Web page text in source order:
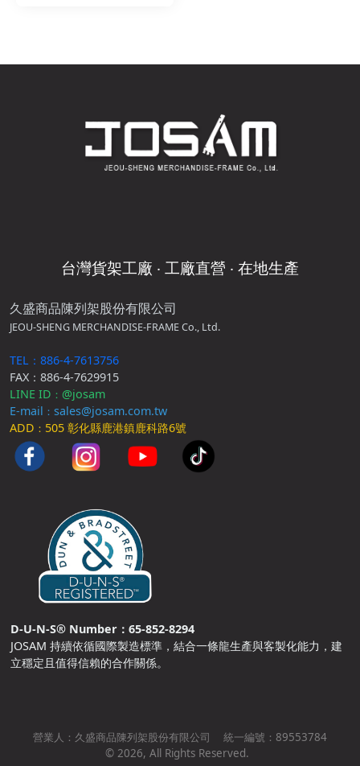
台灣貨架工廠 ‧ 工廠直營 ‧ 在地生產
久盛商品陳列架股份有限公司
JEOU-SHENG MERCHANDISE-FRAME Co., Ltd.
TEL：886-4-7613756
FAX：886-4-7629915
LINE ID ： @josam
E-mail ： sales@josam.com.tw
ADD ： 505 彰化縣鹿港鎮鹿科路6號
D-U-N-S® Number：65-852-8294
JOSAM 持續依循國際製造標準，結合一條龍生產與客製化能力，建
立穩定且值得信賴的合作關係。
營業人： 久盛商品陳列架股份有限公司 統一編號： 89553784
© 2026, All Rights Reserved.